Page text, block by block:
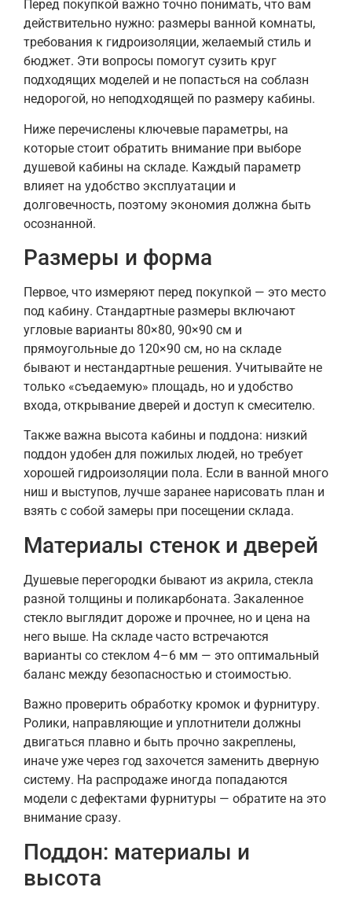
Перед покупкой важно точно понимать, что вам
действительно нужно: размеры ванной комнаты,
требования к гидроизоляции, желаемый стиль и
бюджет. Эти вопросы помогут сузить круг
подходящих моделей и не попасться на соблазн
недорогой, но неподходящей по размеру кабины.
Ниже перечислены ключевые параметры, на
которые стоит обратить внимание при выборе
душевой кабины на складе. Каждый параметр
влияет на удобство эксплуатации и
долговечность, поэтому экономия должна быть
осознанной.
Размеры и форма
Первое, что измеряют перед покупкой — это место
под кабину. Стандартные размеры включают
угловые варианты 80×80, 90×90 см и
прямоугольные до 120×90 см, но на складе
бывают и нестандартные решения. Учитывайте не
только «съедаемую» площадь, но и удобство
входа, открывание дверей и доступ к смесителю.
Также важна высота кабины и поддона: низкий
поддон удобен для пожилых людей, но требует
хорошей гидроизоляции пола. Если в ванной много
ниш и выступов, лучше заранее нарисовать план и
взять с собой замеры при посещении склада.
Материалы стенок и дверей
Душевые перегородки бывают из акрила, стекла
разной толщины и поликарбоната. Закаленное
стекло выглядит дороже и прочнее, но и цена на
него выше. На складе часто встречаются
варианты со стеклом 4–6 мм — это оптимальный
баланс между безопасностью и стоимостью.
Важно проверить обработку кромок и фурнитуру.
Ролики, направляющие и уплотнители должны
двигаться плавно и быть прочно закреплены,
иначе уже через год захочется заменить дверную
систему. На распродаже иногда попадаются
модели с дефектами фурнитуры — обратите на это
внимание сразу.
Поддон: материалы и
высота